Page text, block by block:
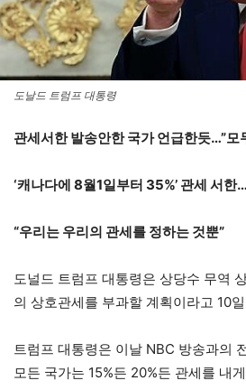
도날드 트럼프 대통령
관세서한 발송안한 국가 언급한듯…”모
‘캐나다에 8월1일부터 35%’ 관세 서
“우리는 우리의 관세를 정하는 것뿐”
도널드 트럼프 대통령은 상당수 무역
의 상호관세를 부과할 계획이라고 10
트럼프 대통령은 이날 NBC 방송과의
모든 국가는 15%든 20%든 관세를 내